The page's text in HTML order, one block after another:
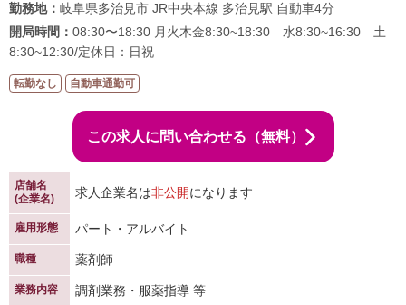
勤務地： 岐阜県多治見市 JR中央本線 多治見駅 自動車4分
開局時間： 08:30〜18:30 月火木金8:30~18:30 水8:30~16:30 土
8:30~12:30/定休日：日祝
転勤なし 自動車通勤可
この求人に問い合わせる（無料）
店舗名
(企業名)
求人企業名は非公開になります
雇用形態 パート・アルバイト
職種 薬剤師
業務内容 調剤業務・服薬指導 等